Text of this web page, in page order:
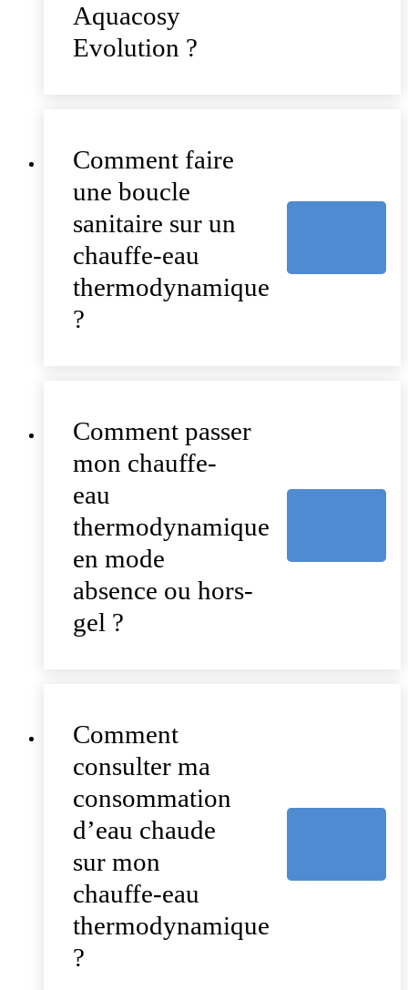
Aquacosy
Evolution ?
Comment faire
une boucle
sanitaire sur un
chauffe-eau
thermodynamique
?
Comment passer
mon chauffe-
eau
thermodynamique
en mode
absence ou hors-
gel ?
Comment
consulter ma
consommation
d’eau chaude
sur mon
chauffe-eau
thermodynamique
?